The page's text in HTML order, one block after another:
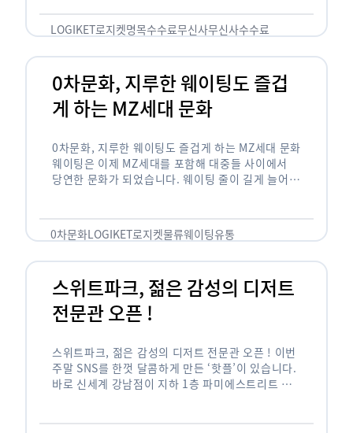
LOGIKET로지켓명목수수료무신사무신사수수료
0차문화, 지루한 웨이팅도 즐겁
게 하는 MZ세대 문화
0차문화, 지루한 웨이팅도 즐겁게 하는 MZ세대 문화
웨이팅은 이제 MZ세대를 포함해 대중들 사이에서
당연한 문화가 되었습니다. 웨이팅 줄이 길게 늘어서
0차문화LOGIKET로지켓물류웨이팅유통
스위트파크, 젊은 감성의 디저트
전문관 오픈 !
스위트파크, 젊은 감성의 디저트 전문관 오픈 ! 이번
주말 SNS를 한껏 달콤하게 만든 ‘핫플’이 있습니다.
바로 신세계 강남점이 지하 1층 파미에스트리트 분